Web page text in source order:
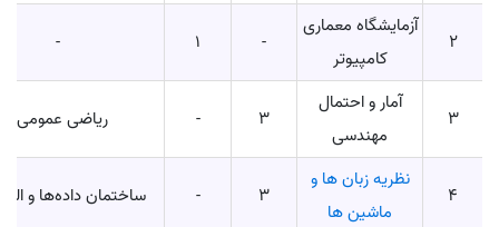
2
آزمایشگاه معماری
کامپیوتر
-
1
-
3
آمار و احتمال
مهندسی
3
- ریاضی عمومی2
4
نظریه زبان‌ ها و
ماشین‌ ها
3
- ساختمان داده‌ها و